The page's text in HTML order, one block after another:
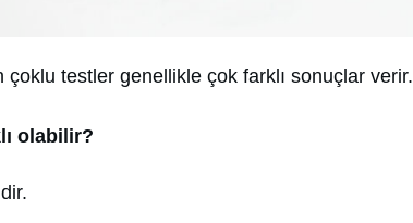
testler genellikle çok farklı sonuçlar verir.
olabilir?